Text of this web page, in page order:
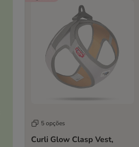
5 opções
Curli Glow Clasp Vest,